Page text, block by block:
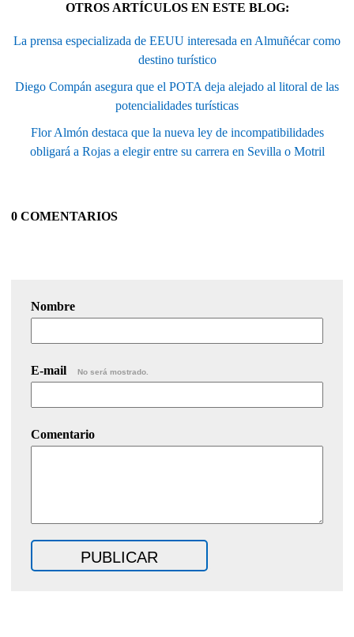
OTROS ARTÍCULOS EN ESTE BLOG:
La prensa especializada de EEUU interesada en Almuñécar como
destino turístico
Diego Compán asegura que el POTA deja alejado al litoral de las
potencialidades turísticas
Flor Almón destaca que la nueva ley de incompatibilidades
obligará a Rojas a elegir entre su carrera en Sevilla o Motril
0 COMENTARIOS
Nombre
E-mail No será mostrado.
Comentario